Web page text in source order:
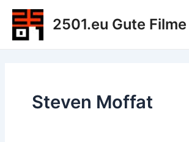
Zum
Inhalt
springen
2501.eu Gute Filme
Steven Moffat